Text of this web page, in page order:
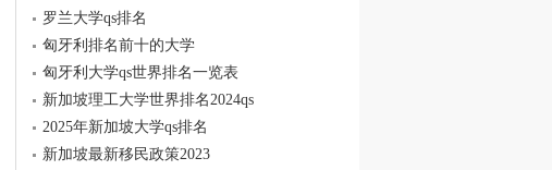
罗兰大学qs排名
匈牙利排名前十的大学
匈牙利大学qs世界排名一览表
新加坡理工大学世界排名2024qs
2025年新加坡大学qs排名
新加坡最新移民政策2023